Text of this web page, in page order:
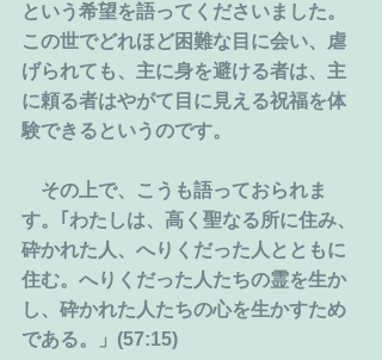
という希望を語ってくださいました。
この世でどれほど困難な目に会い、虐
げられても、主に身を避ける者は、主
に頼る者はやがて目に見える祝福を体
験できるというのです。
その上で、こうも語っておられま
す。｢わたしは、高く聖なる所に住み、
砕かれた人、へりくだった人とともに
住む。へりくだった人たちの霊を生か
し、砕かれた人たちの心を生かすため
である。」(57:15)